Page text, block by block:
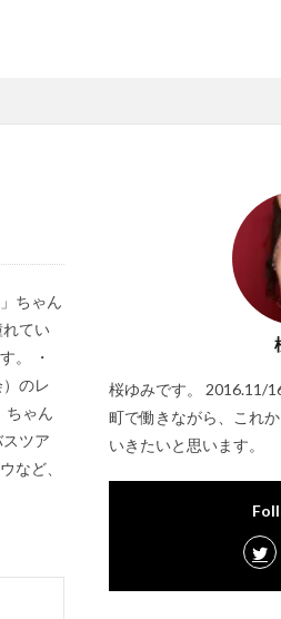
ちゃん
てい
。 ・
のレ
ちゃん
ツア
など、
桜ゆみです。 2016.11/
町で働きながら、これ
いきたいと思います。